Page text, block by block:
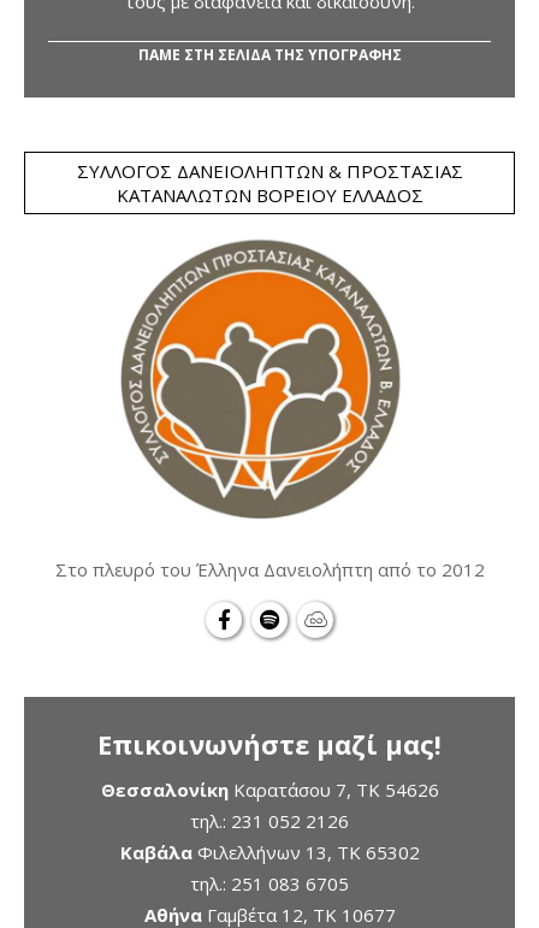
ΠΑΜΕ ΣΤΗ ΣΕΛΙΔΑ ΤΗΣ ΥΠΟΓΡΑΦΗΣ
ΣΎΛΛΟΓΟΣ ΔΑΝΕΙΟΛΗΠΤΏΝ & ΠΡΟΣΤΑΣΊΑΣ
ΚΑΤΑΝΑΛΩΤΏΝ ΒΟΡΕΊΟΥ ΕΛΛΆΔΟΣ
Στο πλευρό του Έλληνα Δανειολήπτη από το 2012
Επικοινωνήστε μαζί μας!
ΘεσσαλονίκηΚαρατάσου 7, TK 54626
τηλ.: 231 052 2126
ΚαβάλαΦιλελλήνων 13, ΤΚ 65302
τηλ.: 251 083 6705
ΑθήναΓαμβέτα 12, ΤΚ 10677